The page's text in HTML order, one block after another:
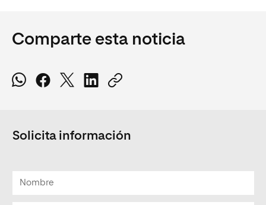
Comparte esta noticia
Solicita información